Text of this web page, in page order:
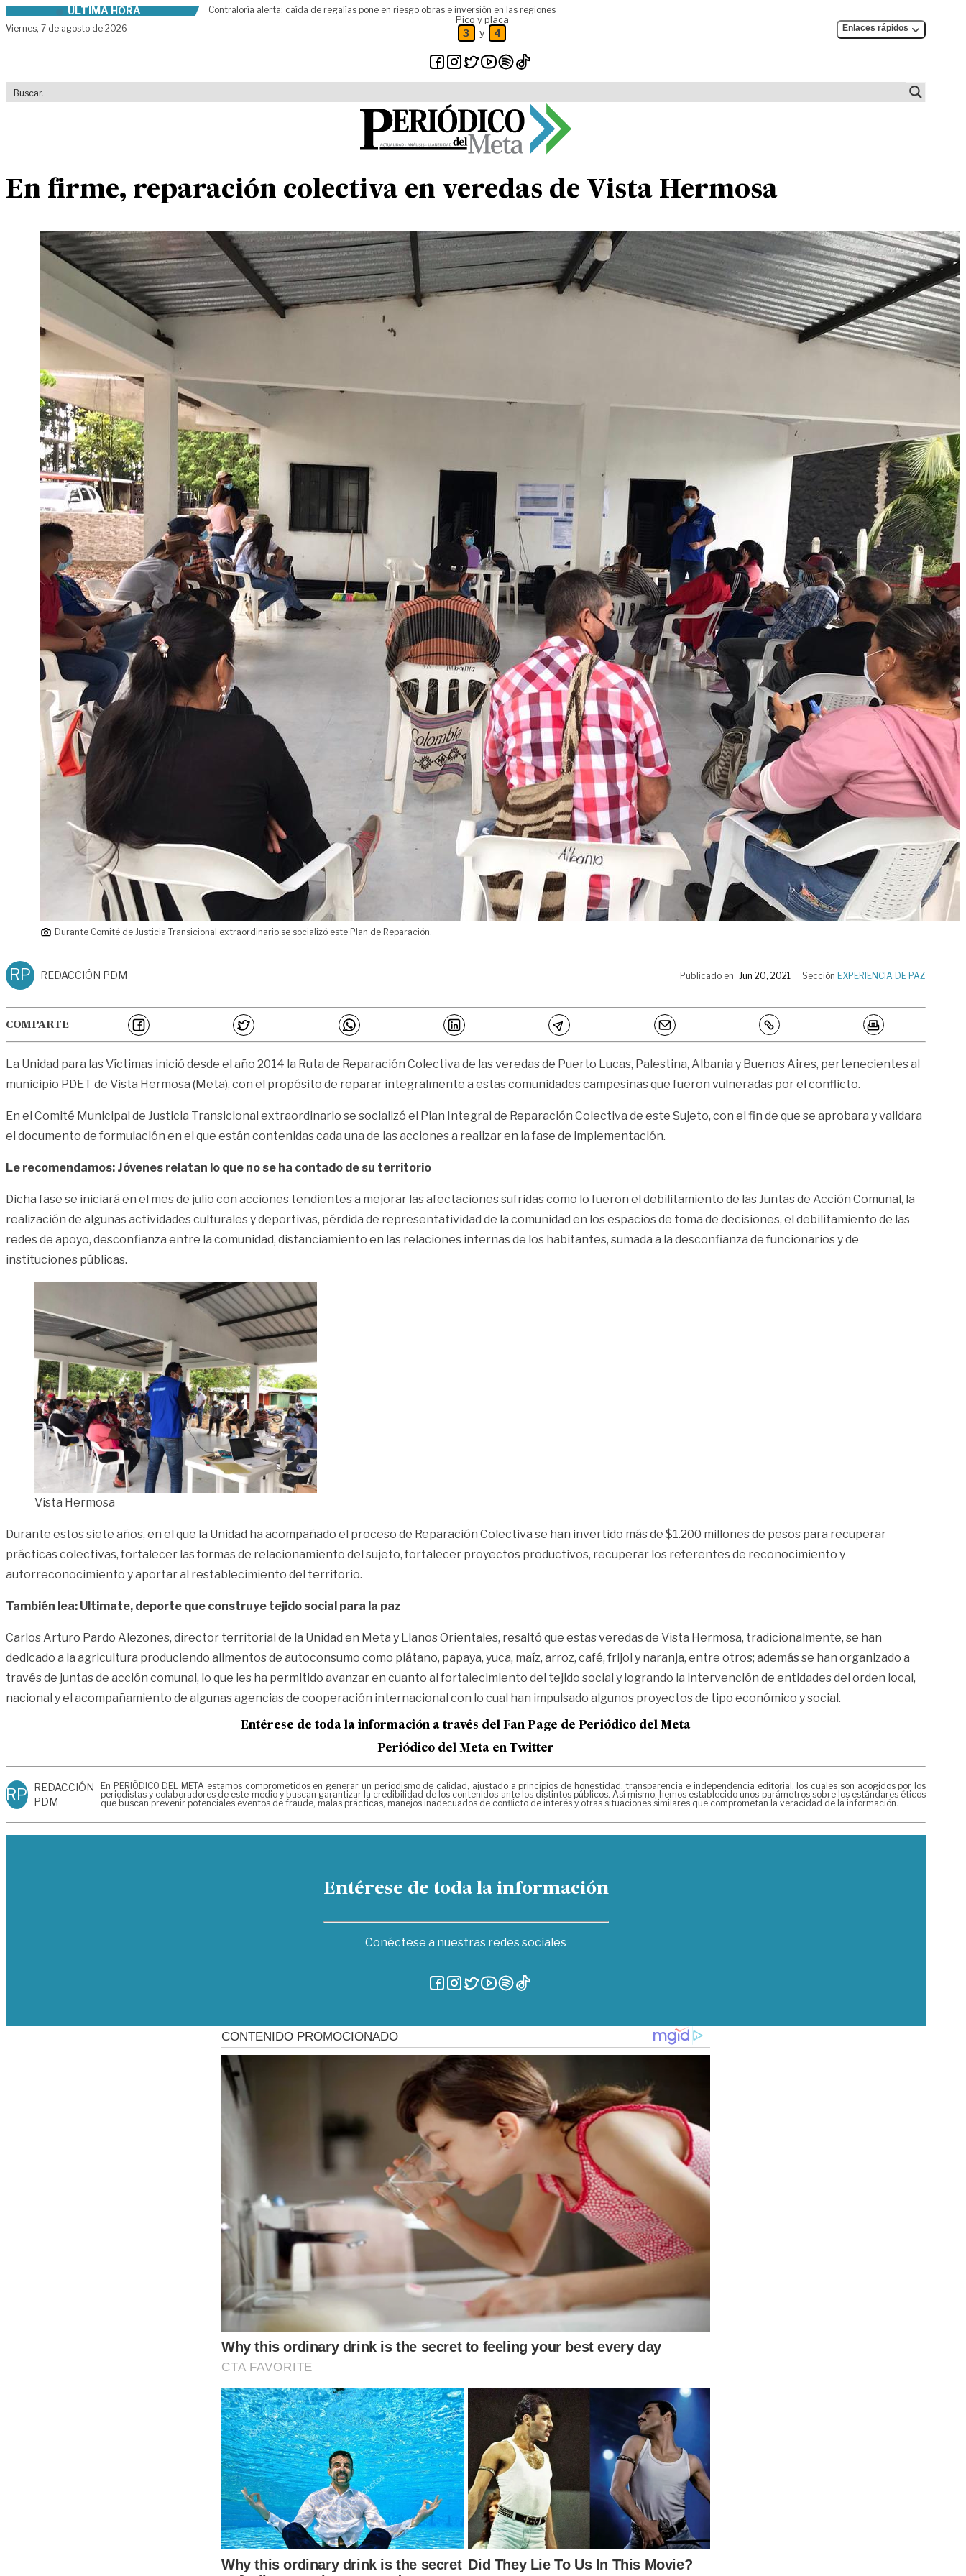
Skip to contentÚLTIMA HORA
Contraloría alerta: caída de regalías pone en riesgo obras e inversión en las regiones
Viernes, 7 de agosto de 2026
Pico y placa
3 y 4 Enlaces rápidos
En firme, reparación colectiva en veredas de Vista Hermosa
Durante Comité de Justicia Transicional extraordinario se socializó este Plan de Reparación.
RP REDACCIÓN PDM Publicado en Jun 20, 2021 Sección EXPERIENCIA DE PAZ
COMPARTE
La Unidad para las Víctimas inició desde el año 2014 la Ruta de Reparación Colectiva de las veredas de Puerto Lucas, Palestina, Albania y Buenos Aires, pertenecientes al
municipio PDET de Vista Hermosa (Meta), con el propósito de reparar integralmente a estas comunidades campesinas que fueron vulneradas por el conflicto.
En el Comité Municipal de Justicia Transicional extraordinario se socializó el Plan Integral de Reparación Colectiva de este Sujeto, con el fin de que se aprobara y validara
el documento de formulación en el que están contenidas cada una de las acciones a realizar en la fase de implementación.
Le recomendamos: Jóvenes relatan lo que no se ha contado de su territorio
Dicha fase se iniciará en el mes de julio con acciones tendientes a mejorar las afectaciones sufridas como lo fueron el debilitamiento de las Juntas de Acción Comunal, la
realización de algunas actividades culturales y deportivas, pérdida de representatividad de la comunidad en los espacios de toma de decisiones, el debilitamiento de las
redes de apoyo, desconfianza entre la comunidad, distanciamiento en las relaciones internas de los habitantes, sumada a la desconfianza de funcionarios y de
instituciones públicas.
Vista Hermosa
Durante estos siete años, en el que la Unidad ha acompañado el proceso de Reparación Colectiva se han invertido más de $1.200 millones de pesos para recuperar
prácticas colectivas, fortalecer las formas de relacionamiento del sujeto, fortalecer proyectos productivos, recuperar los referentes de reconocimiento y
autorreconocimiento y aportar al restablecimiento del territorio.
También lea: Ultimate, deporte que construye tejido social para la paz
Carlos Arturo Pardo Alezones, director territorial de la Unidad en Meta y Llanos Orientales, resaltó que estas veredas de Vista Hermosa, tradicionalmente, se han
dedicado a la agricultura produciendo alimentos de autoconsumo como plátano, papaya, yuca, maíz, arroz, café, frijol y naranja, entre otros; además se han organizado a
través de juntas de acción comunal, lo que les ha permitido avanzar en cuanto al fortalecimiento del tejido social y logrando la intervención de entidades del orden local,
nacional y el acompañamiento de algunas agencias de cooperación internacional con lo cual han impulsado algunos proyectos de tipo económico y social.
Entérese de toda la información a través del Fan Page de Periódico del Meta
Periódico del Meta en Twitter
RP REDACCIÓN
PDM
En PERIÓDICO DEL META estamos comprometidos en generar un periodismo de calidad, ajustado a principios de honestidad, transparencia e independencia editorial, los cuales son acogidos por los
periodistas y colaboradores de este medio y buscan garantizar la credibilidad de los contenidos ante los distintos públicos. Así mismo, hemos establecido unos parámetros sobre los estándares éticos
que buscan prevenir potenciales eventos de fraude, malas prácticas, manejos inadecuados de conflicto de interés y otras situaciones similares que comprometan la veracidad de la información.
Entérese de toda la información
Conéctese a nuestras redes sociales